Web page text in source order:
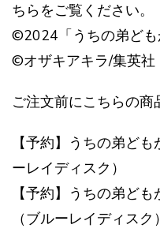
ちらをご覧ください。
©2024「うちの弟ども
©オザキアキラ/集英社
ご注文前にこちらの商
【予約】うちの弟ど
ーレイディスク）
【予約】うちの弟ど
（ブルーレイディスク）